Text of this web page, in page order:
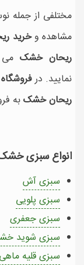
مختلفی از جمله
مشاهده وخرید
ریحان خشک می
نمایید. در
ریحان خشکبه
انواع سبزی
سبزی آش
سبزی پلویی
سبزی جعفری
سبزی شوید
سبزی قلیه ماهی